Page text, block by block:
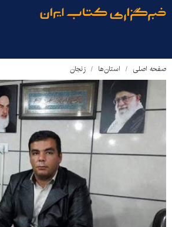
صفحه اصلی استان‌ها زنجان